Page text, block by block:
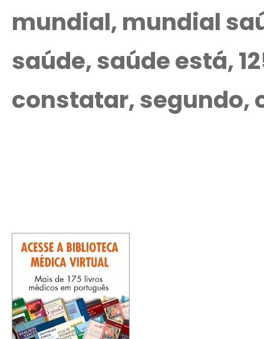
mundial, mundial
saúde, saúde está,
constatar, segundo,